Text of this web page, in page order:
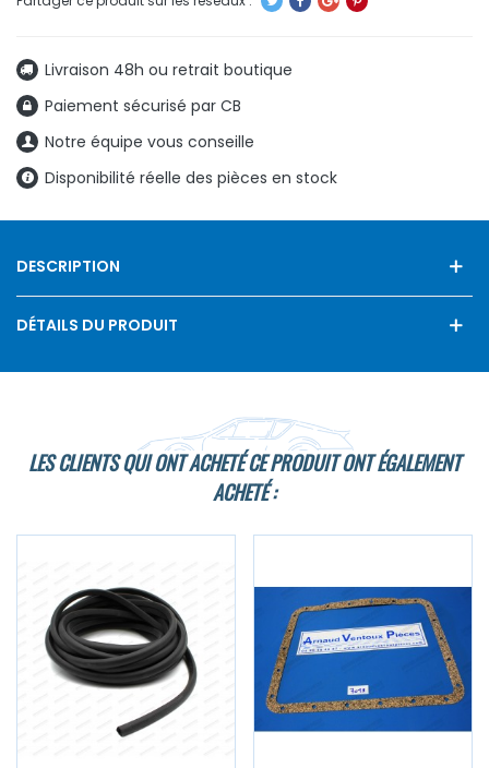
Livraison 48h ou retrait boutique
Paiement sécurisé par CB
Notre équipe vous conseille
Disponibilité réelle des pièces en stock
DESCRIPTION
DÉTAILS DU PRODUIT
LES CLIENTS QUI ONT ACHETÉ CE PRODUIT ONT ÉGALEMENT
ACHETÉ :